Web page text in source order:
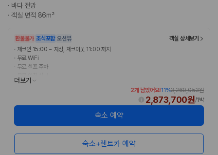
· 바다 전망
·객실 면적 86m²
환불불가 조식포함 오션뷰
객실 상세보기
· 체크인 15:00 ~ 자정, 체크아웃 11:00 까지
· 무료 WiFi
· 무료 셀프 주차
무료 아침 식사
더보기
2개 남았어요!11 %3,260,053원
2,873,700원/1박
숙소 예약
숙소+렌트카 예약